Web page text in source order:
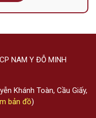
NAM Y ĐỖ MINH
Khánh Toàn, Cầu Giấy,
bản đồ)